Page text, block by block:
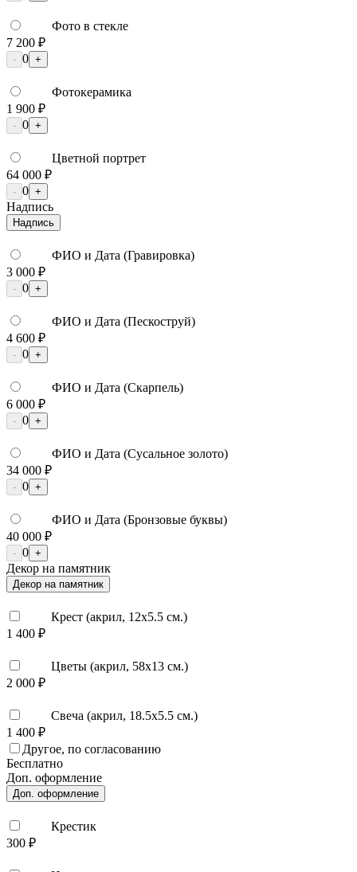
Фото в стекле
7 200 ₽
- 0 +
Фотокерамика
1 900 ₽
- 0 +
Цветной портрет
64 000 ₽
- 0 +
Надпись
Надпись
ФИО и Дата (Гравировка)
3 000 ₽
- 0 +
ФИО и Дата (Пескоструй)
4 600 ₽
- 0 +
ФИО и Дата (Скарпель)
6 000 ₽
- 0 +
ФИО и Дата (Сусальное золото)
34 000 ₽
- 0 +
ФИО и Дата (Бронзовые буквы)
40 000 ₽
- 0 +
Декор на памятник
Декор на памятник
Крест (акрил, 12х5.5 см.)
1 400 ₽
Цветы (акрил, 58х13 см.)
2 000 ₽
Свеча (акрил, 18.5х5.5 см.)
1 400 ₽
Другое, по согласованию
Бесплатно
Доп. оформление
Доп. оформление
Крестик
300 ₽